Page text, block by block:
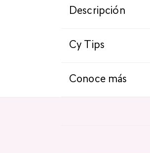
Descripción
Cy Tips
Conoce más